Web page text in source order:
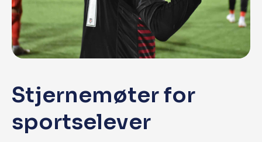
Siste nytt
Q&A
English
Stjernemøter for
sportselever